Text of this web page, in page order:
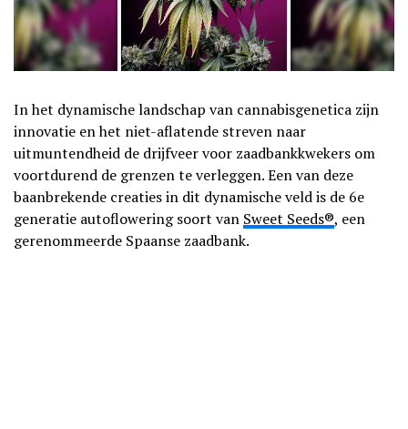
In het dynamische landschap van cannabisgenetica zijn
innovatie en het niet-aflatende streven naar
uitmuntendheid de drijfveer voor zaadbankkwekers om
voortdurend de grenzen te verleggen. Een van deze
baanbrekende creaties in dit dynamische veld is de 6e
generatie autoflowering soort van Sweet Seeds®, een
gerenommeerde Spaanse zaadbank.